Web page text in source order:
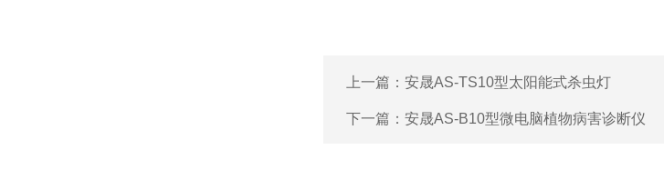
上一篇： 安晟AS-TS10型太阳能式杀虫灯
下一篇： 安晟AS-B10型微电脑植物病害诊断仪